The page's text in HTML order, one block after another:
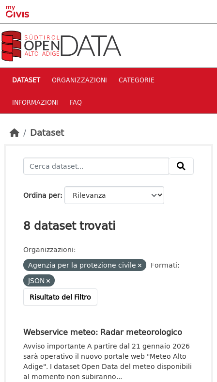
Skip to main content
DATASET ORGANIZZAZIONI CATEGORIE
INFORMAZIONI FAQ
Dataset
Ordina per
8 dataset trovati
Organizzazioni:
Agenzia per la protezione civile
Formati:
JSON
Risultato del Filtro
Webservice meteo: Radar meteorologico
Avviso importante A partire dal 21 gennaio 2026
sarà operativo il nuovo portale web "Meteo Alto
Adige". I dataset Open Data del meteo disponibili
al momento non subiranno...